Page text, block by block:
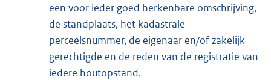
een voor ieder goed herkenbare omschrijving,
de standplaats, het kadastrale
perceelsnummer, de eigenaar en/of zakelijk
gerechtigde en de reden van de registratie van
iedere houtopstand.